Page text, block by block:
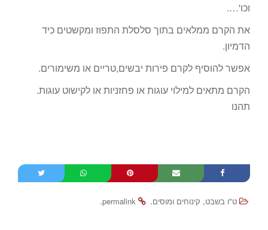
וכו'….
את הקרם ממלאים בתוך סלסלת התפוז ומקשטים כיד
הדמיון.
אפשר להוסיף לקרם פירות יבשים,טריים או משימורים.
הקרם מתאים למילוי עוגות או פחזניות או לקישוט עוגות.
תהנו
ט"ו בשבט, קינוחים ומוסים.
permalink
.